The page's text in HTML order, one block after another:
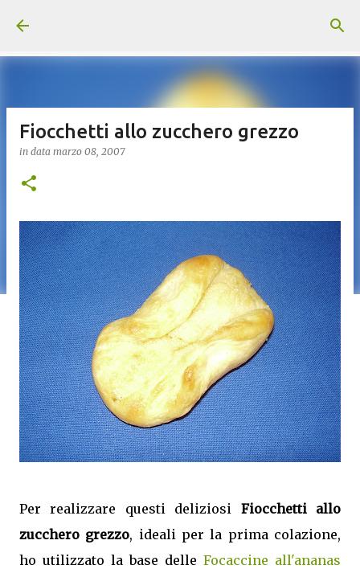
Fiocchetti allo zucchero grezzo
in data marzo 08, 2007
Per realizzare questi deliziosi Fiocchetti allo
zucchero grezzo, ideali per la prima colazione,
ho utilizzato la base delle Focaccine all'ananas